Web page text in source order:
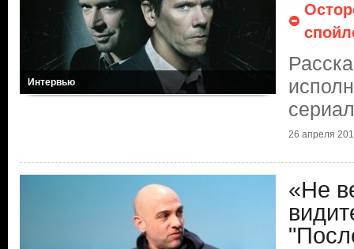
Интервью
26 апреля
«Не